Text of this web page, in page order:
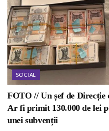
SOCIAL
FOTO // Un șef de
Ar fi primit 130.000 de lei
unei subvenții